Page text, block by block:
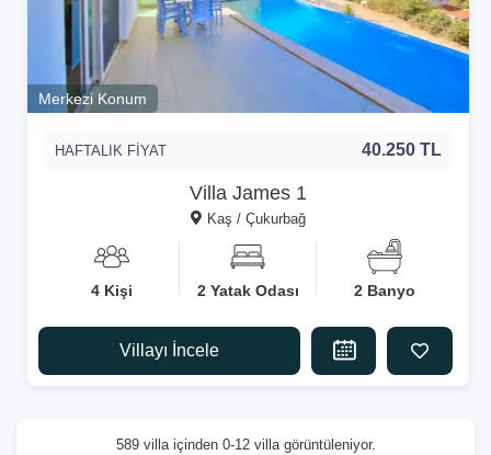
Merkezi Konum
Villa James 1
Kaş / Çukurbağ
HAFTALIK FİYAT 40.250 TL
4 Kişi 2 Yatak Odası 2 Banyo
Villayı İncele
589 villa içinden 0-12 villa görüntüleniyor.